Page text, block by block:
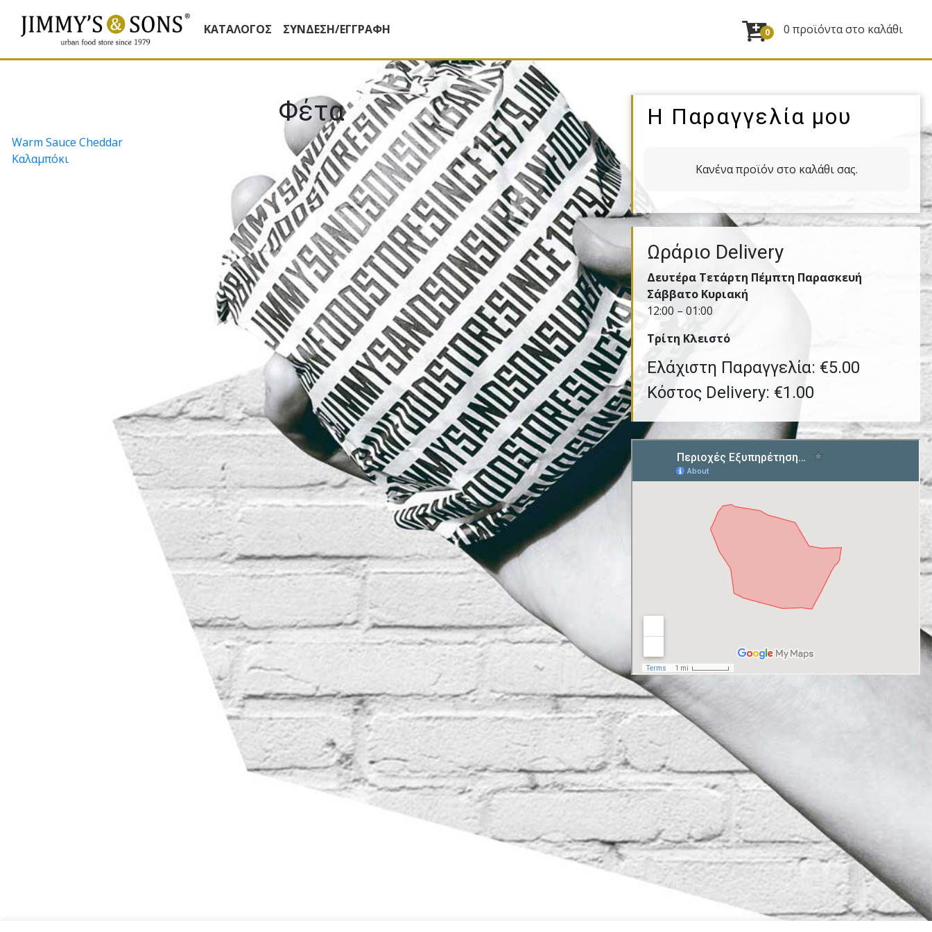
ΚΑΤΆΛΟΓΟΣ ΣΥΝΔΕΣΗ/ΕΓΓΡΑΦΗ 0 0 προϊόντα στο καλάθι
Φέτα
Πλοήγηση
άρθρων
Warm Sauce Cheddar
Καλαµπόκι
Η Παραγγελία μου
Κανένα προϊόν στο καλάθι σας.
Ωράριο Delivery
Δευτέρα Τετάρτη Πέμπτη Παρασκευή
Σάββατο Κυριακή
12:00 – 01:00
Τρίτη Kλειστό
Ελάχιστη Παραγγελία: €5.00
Κόστος Delivery: €1.00